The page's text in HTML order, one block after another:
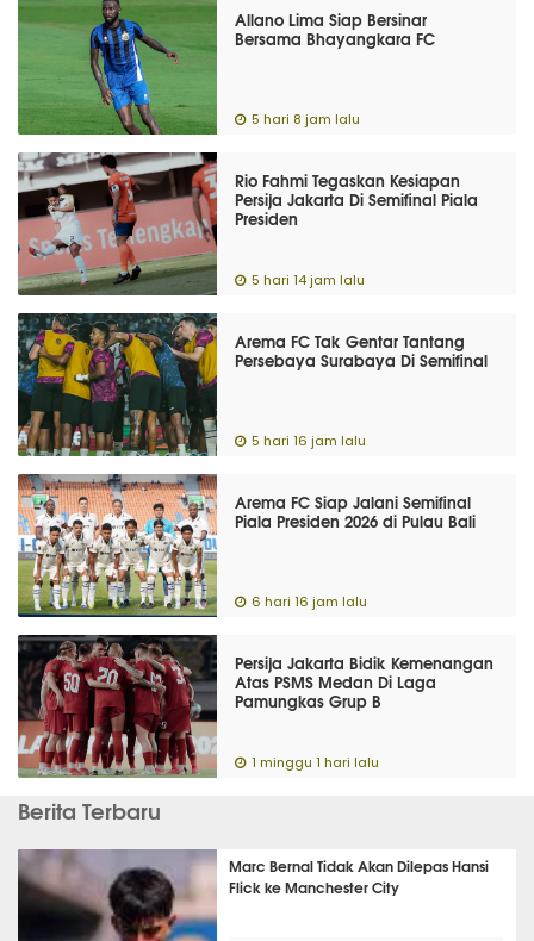
Allano Lima Siap Bersinar
Bersama Bhayangkara FC
5 hari 8 jam lalu
Rio Fahmi Tegaskan Kesiapan
Persija Jakarta Di Semifinal Piala
Presiden
5 hari 14 jam lalu
Arema FC Tak Gentar Tantang
Persebaya Surabaya Di Semifinal
5 hari 16 jam lalu
Arema FC Siap Jalani Semifinal
Piala Presiden 2026 di Pulau Bali
6 hari 16 jam lalu
Persija Jakarta Bidik Kemenangan
Atas PSMS Medan Di Laga
Pamungkas Grup B
1 minggu 1 hari lalu
Berita Terbaru
Marc Bernal Tidak Akan Dilepas Hansi
Flick ke Manchester City